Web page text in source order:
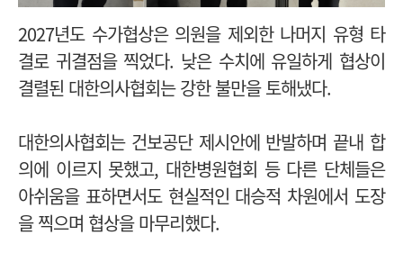
2027년도 수가협상은 의원을 제외한 나머지 유형 타
결로 귀결점을 찍었다. 낮은 수치에 유일하게 협상이
결렬된 대한의사협회는 강한 불만을 토해냈다.
대한의사협회는 건보공단 제시안에 반발하며 끝내 합
의에 이르지 못했고, 대한병원협회 등 다른 단체들은
아쉬움을 표하면서도 현실적인 대승적 차원에서 도장
을 찍으며 협상을 마무리했다.